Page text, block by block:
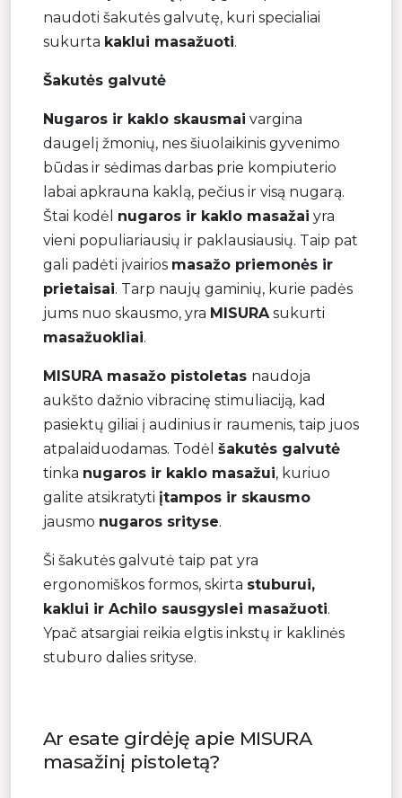
naudoti šakutės galvutę, kuri specialiai
sukurta kaklui masažuoti.
Šakutės galvutė
Nugaros ir kaklo skausmai vargina
daugelį žmonių, nes šiuolaikinis gyvenimo
būdas ir sėdimas darbas prie kompiuterio
labai apkrauna kaklą, pečius ir visą nugarą.
Štai kodėl nugaros ir kaklo masažai yra
vieni populiariausių ir paklausiausių. Taip pat
gali padėti įvairios masažo priemonės ir
prietaisai. Tarp naujų gaminių, kurie padės
jums nuo skausmo, yra MISURAsukurti
masažuokliai.
MISURA masažo pistoletas naudoja
aukšto dažnio vibracinę stimuliaciją, kad
pasiektų giliai į audinius ir raumenis, taip juos
atpalaiduodamas. Todėl šakutės galvutė
tinka nugaros ir kaklo masažui, kuriuo
galite atsikratyti įtampos ir skausmo
jausmo nugaros srityse.
Ši šakutės galvutė taip pat yra
ergonomiškos formos, skirta stuburui,
kaklui ir Achilo sausgyslei masažuoti.
Ypač atsargiai reikia elgtis inkstų ir kaklinės
stuburo dalies srityse.
Ar esate girdėję apie MISURA
masažinį pistoletą?